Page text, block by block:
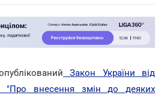
Закон України від
внесення змін до деяких